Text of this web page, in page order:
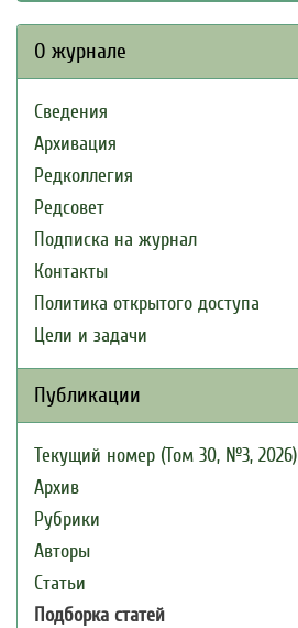
О журнале
Сведения
Архивация
Редколлегия
Редсовет
Подписка на журнал
Контакты
Политика открытого доступа
Цели и задачи
Публикации
Текущий номер (Том 30, №3, 2026)
Архив
Рубрики
Авторы
Статьи
Подборка статей